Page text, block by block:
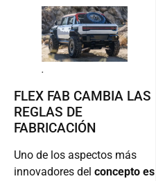
.
FLEX FAB CAMBIA LAS
REGLAS DE
FABRICACIÓN
Uno de los aspectos más
innovadores del concepto es